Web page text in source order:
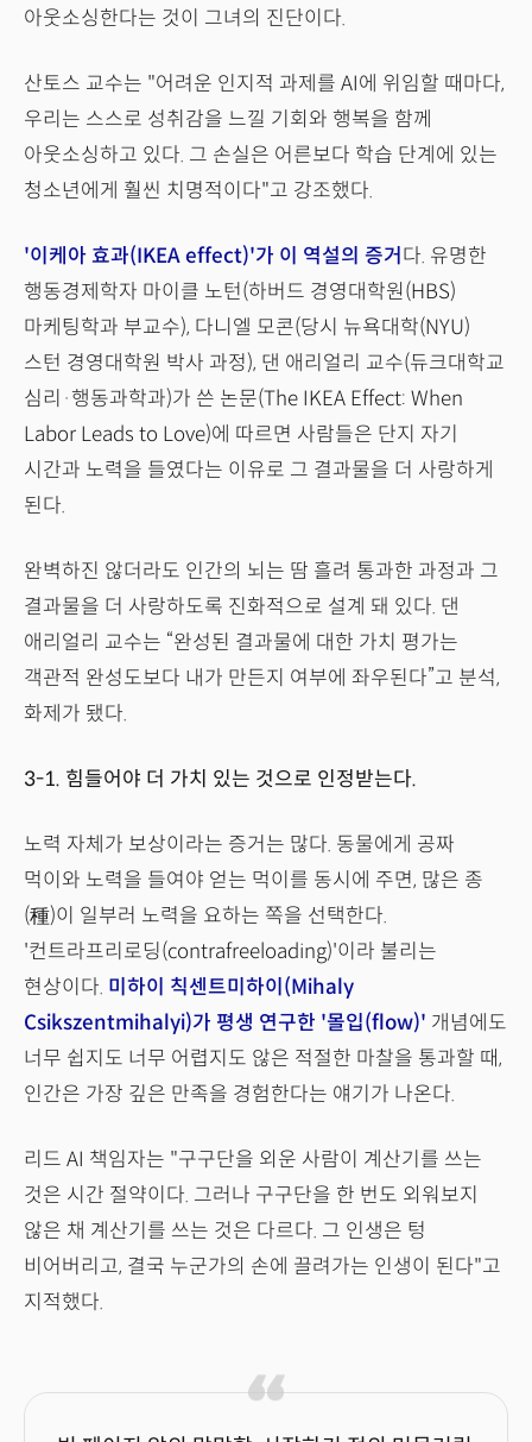
아웃소싱한다는 것이 그녀의 진단이다.
산토스 교수는 "어려운 인지적 과제를 AI에 위임할 때마다,
우리는 스스로 성취감을 느낄 기회와 행복을 함께
아웃소싱하고 있다. 그 손실은 어른보다 학습 단계에 있는
청소년에게 훨씬 치명적이다"고 강조했다.
'이케아 효과(IKEA effect)'가 이 역설의 증거 다. 유명한
행동경제학자 마이클 노턴(하버드 경영대학원(HBS)
마케팅학과 부교수), 다니엘 모콘(당시 뉴욕대학(NYU)
스턴 경영대학원 박사 과정), 댄 애리얼리 교수(듀크대학교
심리·행동과학과)가 쓴 논문(The IKEA Effect: When
Labor Leads to Love)에 따르면 사람들은 단지 자기
시간과 노력을 들였다는 이유로 그 결과물을 더 사랑하게
된다.
완벽하진 않더라도 인간의 뇌는 땀 흘려 통과한 과정과 그
결과물을 더 사랑하도록 진화적으로 설계 돼 있다. 댄
애리얼리 교수는 “완성된 결과물에 대한 가치 평가는
객관적 완성도보다 내가 만든지 여부에 좌우된다”고 분석,
화제가 됐다.
3-1. 힘들어야 더 가치 있는 것으로 인정받는다.
노력 자체가 보상이라는 증거는 많다. 동물에게 공짜
먹이와 노력을 들여야 얻는 먹이를 동시에 주면, 많은 종
(種)이 일부러 노력을 요하는 쪽을 선택한다.
'컨트라프리로딩(contrafreeloading)'이라 불리는
현상이다. 미하이 칙센트미하이(Mihaly
Csikszentmihalyi)가 평생 연구한 '몰입(flow)' 개념에도
너무 쉽지도 너무 어렵지도 않은 적절한 마찰을 통과할 때,
인간은 가장 깊은 만족을 경험한다는 얘기가 나온다.
리드 AI 책임자는 "구구단을 외운 사람이 계산기를 쓰는
것은 시간 절약이다. 그러나 구구단을 한 번도 외워보지
않은 채 계산기를 쓰는 것은 다르다. 그 인생은 텅
비어버리고, 결국 누군가의 손에 끌려가는 인생이 된다"고
지적했다.